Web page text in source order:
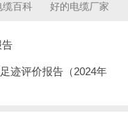
缆百科 好的电缆厂家
告
迹评价报告（2024年